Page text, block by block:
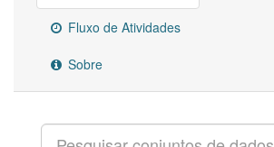
Fluxo de Atividades
Sobre